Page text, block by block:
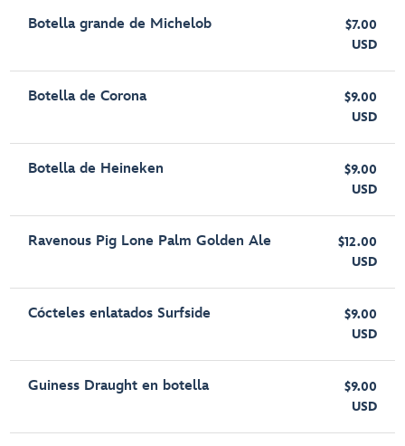
Botella grande de Michelob
$7.00
USD
Botella de Corona
$9.00
USD
Botella de Heineken
$9.00
USD
Ravenous Pig Lone Palm Golden Ale
$12.00
USD
Cócteles enlatados Surfside
$9.00
USD
Guiness Draught en botella
$9.00
USD